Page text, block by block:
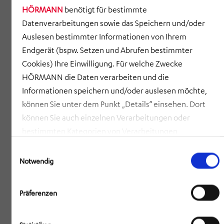
HÖRMANN benötigt für bestimmte
Datenverarbeitungen sowie das Speichern und/oder
Auslesen bestimmter Informationen von Ihrem
Endgerät (bspw. Setzen und Abrufen bestimmter
Cookies) Ihre Einwilligung. Für welche Zwecke
HÖRMANN die Daten verarbeiten und die
Informationen speichern und/oder auslesen möchte,
können Sie unter dem Punkt „Details“ einsehen. Dort
können Sie auch einzelnen Verarbeitungen oder
Sie ein, dass HÖRMANN alle der erläuterten
Informationen speichern sowie auslesen und damit
zusammenhängende Datenverarbeitungen vornehmen
darf, die nicht ohnehin unbedingt erforderlich sind,
Notwendig
Präferenzen
Inhalte von YouTube unabhängig
vom Cookie-Consent aktivieren
(weitere Informationen finden sich
in derDatenschutzerklärung.
INHALTE AKTIVIEREN
Vielfalt ist unsere Stärke